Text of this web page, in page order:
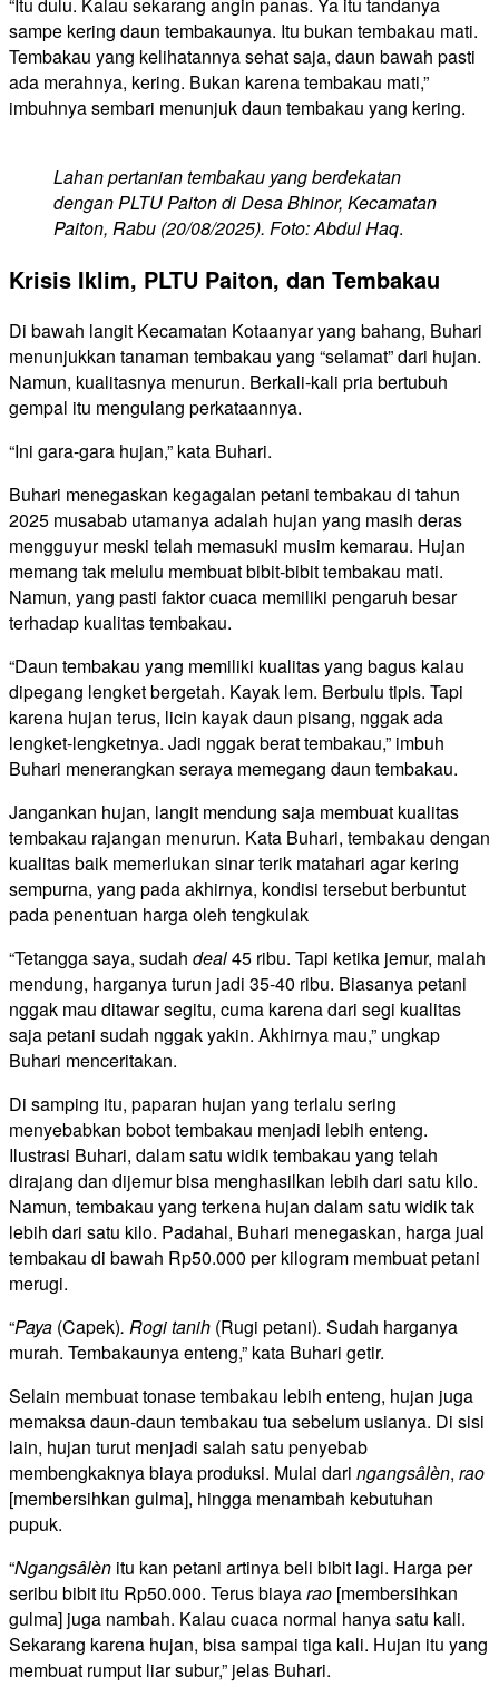
sampe kering daun tembakaunya. Itu bukan tembakau mati.
Tembakau yang kelihatannya sehat saja, daun bawah pasti
ada merahnya, kering. Bukan karena tembakau mati,”
imbuhnya sembari menunjuk daun tembakau yang kering.
Lahan pertanian tembakau yang berdekatan
dengan PLTU Paiton di Desa Bhinor, Kecamatan
Paiton, Rabu (20/08/2025). Foto: Abdul Haq.
Krisis Iklim, PLTU Paiton, dan Tembakau
Di bawah langit Kecamatan Kotaanyar yang bahang, Buhari
menunjukkan tanaman tembakau yang “selamat” dari hujan.
Namun, kualitasnya menurun. Berkali-kali pria bertubuh
gempal itu mengulang perkataannya.
“Ini gara-gara hujan,” kata Buhari.
Buhari menegaskan kegagalan petani tembakau di tahun
2025 musabab utamanya adalah hujan yang masih deras
mengguyur meski telah memasuki musim kemarau. Hujan
memang tak melulu membuat bibit-bibit tembakau mati.
Namun, yang pasti faktor cuaca memiliki pengaruh besar
terhadap kualitas tembakau.
“Daun tembakau yang memiliki kualitas yang bagus kalau
dipegang lengket bergetah. Kayak lem. Berbulu tipis. Tapi
karena hujan terus, licin kayak daun pisang, nggak ada
lengket-lengketnya. Jadi nggak berat tembakau,” imbuh
Buhari menerangkan seraya memegang daun tembakau.
Jangankan hujan, langit mendung saja membuat kualitas
tembakau rajangan menurun. Kata Buhari, tembakau dengan
kualitas baik memerlukan sinar terik matahari agar kering
sempurna, yang pada akhirnya, kondisi tersebut berbuntut
pada penentuan harga oleh tengkulak
“Tetangga saya, sudah deal45 ribu. Tapi ketika jemur, malah
mendung, harganya turun jadi 35-40 ribu. Biasanya petani
nggak mau ditawar segitu, cuma karena dari segi kualitas
saja petani sudah nggak yakin. Akhirnya mau,” ungkap
Buhari menceritakan.
Di samping itu, paparan hujan yang terlalu sering
menyebabkan bobot tembakau menjadi lebih enteng.
Ilustrasi Buhari, dalam satu widik tembakau yang telah
dirajang dan dijemur bisa menghasilkan lebih dari satu kilo.
Namun, tembakau yang terkena hujan dalam satu widik tak
lebih dari satu kilo. Padahal, Buhari menegaskan, harga jual
tembakau di bawah Rp50.000 per kilogram membuat petani
merugi.
“Paya (Capek). Rogi tanih (Rugi petani). Sudah harganya
murah. Tembakaunya enteng,” kata Buhari getir.
Selain membuat tonase tembakau lebih enteng, hujan juga
memaksa daun-daun tembakau tua sebelum usianya. Di sisi
lain, hujan turut menjadi salah satu penyebab
membengkaknya biaya produksi. Mulai dari ngangsâlèn, rao
[membersihkan gulma], hingga menambah kebutuhan
pupuk.
“Ngangsâlèn itu kan petani artinya beli bibit lagi. Harga per
seribu bibit itu Rp50.000. Terus biayarao [membersihkan
gulma] juga nambah. Kalau cuaca normal hanya satu kali.
Sekarang karena hujan, bisa sampai tiga kali. Hujan itu yang
membuat rumput liar subur,” jelas Buhari.